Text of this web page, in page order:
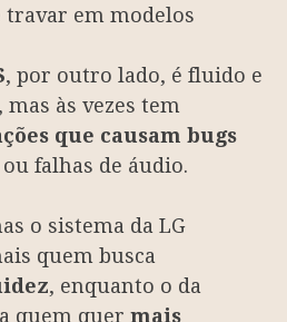
travar em modelos
, por outro lado, é fluido e
às vezes tem
que causam bugs
falhas de áudio.
o sistema da LG
quem busca
, enquanto o da
quem quer mais